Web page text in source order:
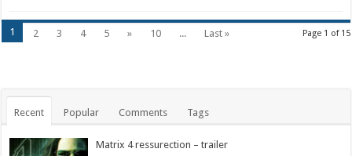
Page 1 of 15
1 2 3 4 5 » 10 ... Last »
Recent Popular Comments Tags
Matrix 4 ressurection – trailer